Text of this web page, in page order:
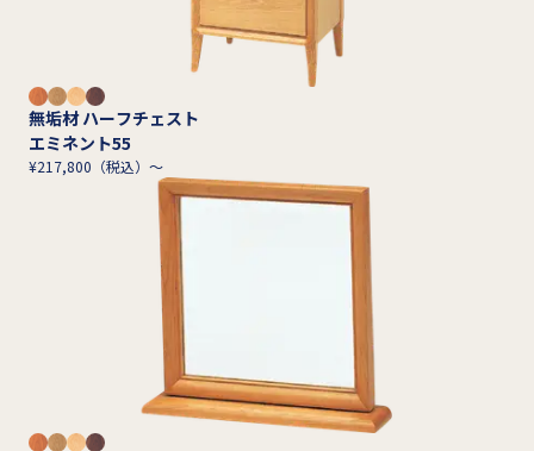
無垢材 ハーフチェスト
エミネント55
¥217,800（税込）～